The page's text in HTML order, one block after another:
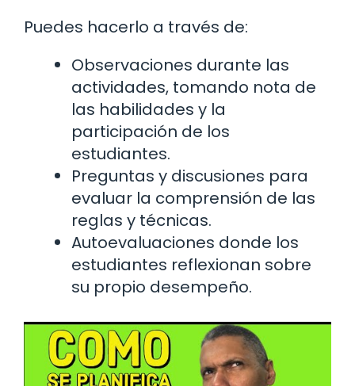
Puedes hacerlo a través de:
Observaciones durante las
actividades, tomando nota de
las habilidades y la
participación de los
estudiantes.
Preguntas y discusiones para
evaluar la comprensión de las
reglas y técnicas.
Autoevaluaciones donde los
estudiantes reflexionan sobre
su propio desempeño.